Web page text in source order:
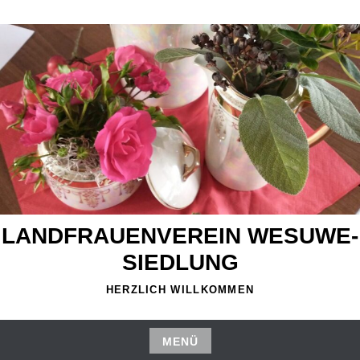
Inhalt
springen
LANDFRAUENVEREIN WESUWE-
SIEDLUNG
HERZLICH WILLKOMMEN
MENÜ